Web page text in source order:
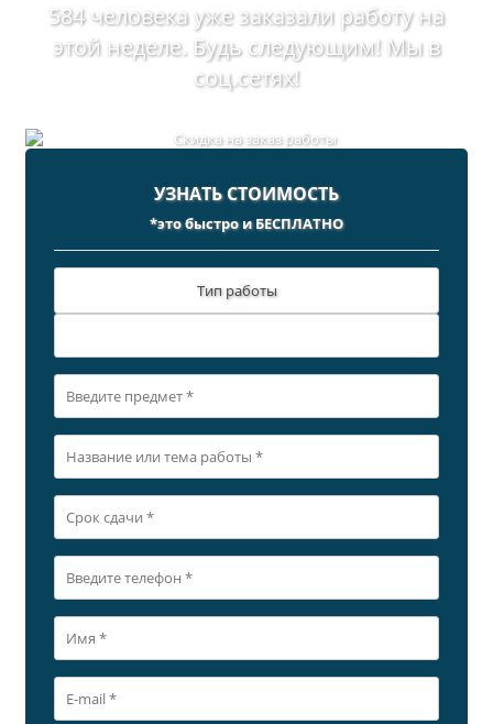
584 человека уже заказали работу на
этой неделе. Будь следующим! Мы в
соц.сетях!
УЗНАТЬ СТОИМОСТЬ
*это быстро и БЕСПЛАТНО
Тип работы